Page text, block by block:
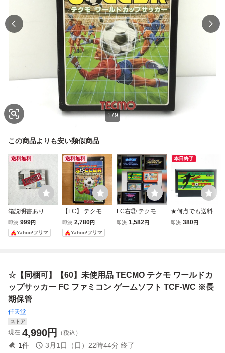
1/9
この商品よりも安い類似商品
送料無料
箱説明書あり フ
ァミコンFC テト
リス2＋ボンブリ
ス 任天堂
即決 999円
Yahoo!フリマ
送料無料
【FC】 テクモ ワ
ールドカップサッ
カー ファミコン
即決 2,780円
Yahoo!フリマ
FC右③ テクモワ
ールドカップサッ
ロ ゲーム
即決 1,582円
本日終了
★何点でも送料１
８５円★ テクモ
即決 380円
☆【同梱可】【60】未使用品 TECMO テクモ ワールドカ
ップサッカー FC ファミコン ゲームソフト TCF-WC ※長
期保管
任天堂
ストア
現在 4,990円 （税込）
1件 3月1日（日）22時44分 終了